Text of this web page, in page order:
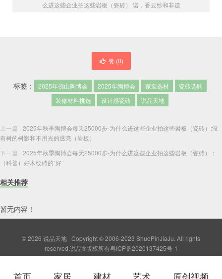
么进这些企业拍这些岩板（瓷砖）:诺，香云纱和非遗
赞 (0)
标签： 2025年佛山陶博会 2025年陶博会 家装选材
瓷砖选购
装修材料挑选
设计感瓷砖 说品天地
上一篇
2025年秋季陶博会每天25000步-为什么进这些企业拍这些岩板（瓷砖）:没
有树的树影和不用光的透亮（岩板）
下一篇
2025年秋季陶博会每天25000步-为什么进这些企业拍这些岩板（瓷砖）：
（科普）好木纹砖的“好”
相关推荐
暂无内容！
© 2026 说品天地 Copyright © 2006-2023 ShuoPinJiaJu. All rights
reserved.说品®版权所有粤ICP备2020137425号-1
首页 家居 建材 艺术 原创视频